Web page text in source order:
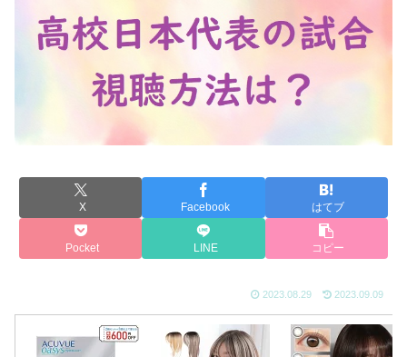
X Facebook はてブ
Pocket LINE コピー
2023.08.29 2023.09.09